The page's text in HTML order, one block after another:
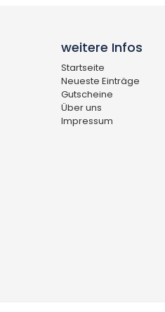
weitere Infos
Startseite
Neueste Einträge
Gutscheine
Über uns
Impressum